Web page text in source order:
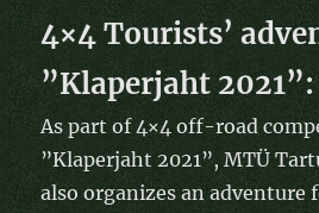
4×4 Tourists’
”Klaperjaht 2021”:
As part of 4×4 off-road
”Klaperjaht 2021”, MTÜ
also organizes an adventure